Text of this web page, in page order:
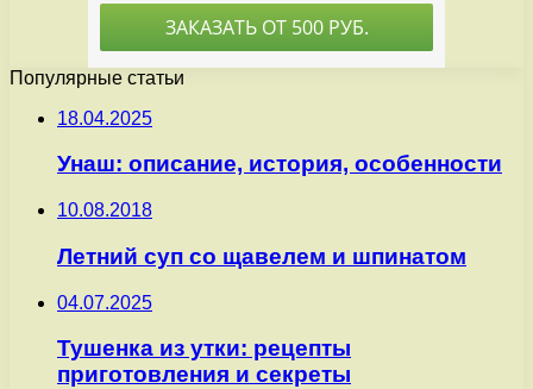
Популярные статьи
18.04.2025
Унаш: описание, история, особенности
10.08.2018
Летний суп со щавелем и шпинатом
04.07.2025
Тушенка из утки: рецепты
приготовления и секреты